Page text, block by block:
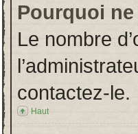
Pourquoi
Le nombre
contactez-le.
Haut